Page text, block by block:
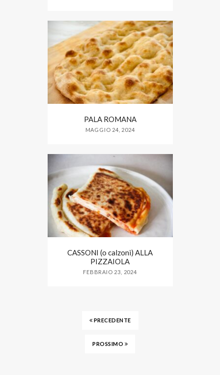
PALA ROMANA
MAGGIO 24, 2024
CASSONI (o calzoni) ALLA
PIZZAIOLA
FEBBRAIO 23, 2024
PRECEDENTE
PROSSIMO